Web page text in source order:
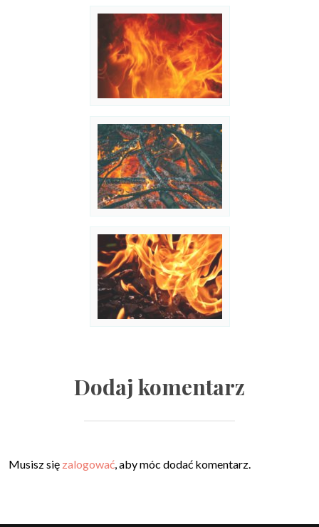
Dodaj komentarz
Musisz się zalogować, aby móc dodać komentarz.